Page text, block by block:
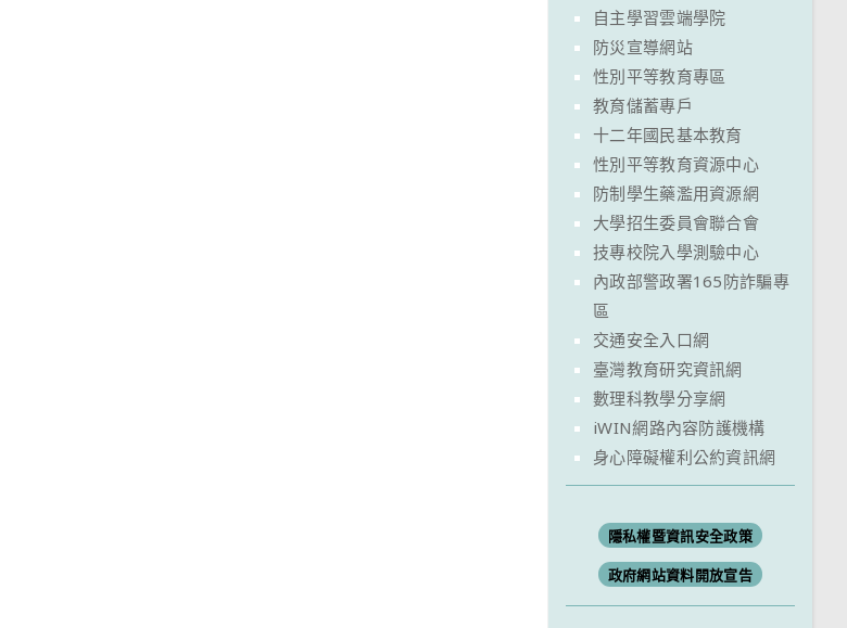
啟
自主學習雲端學院
防災宣導網站
性別平等教育專區
教育儲蓄專戶
十二年國民基本教育
性別平等教育資源中心
防制學生藥濫用資源網
大學招生委員會聯合會
技專校院入學測驗中心
內政部警政署165防詐騙專
區
交通安全入口網
臺灣教育研究資訊網
數理科教學分享網
iWIN網路內容防護機構
身心障礙權利公約資訊網
隱私權暨資訊安全政策
政府網站資料開放宣告